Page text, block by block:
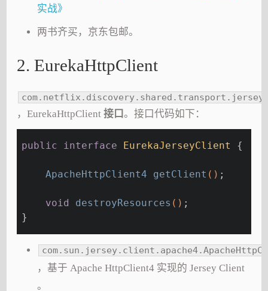
实战》
两书齐买，京东包邮。
2. EurekaHttpClient
，EurekaHttpClient接口。接口代码如下：
public interface EurekaJerseyClient {
ApacheHttpClient4 getClient () ;
void destroyResources () ;
}
，基于 Apache HttpClient4 实现的 Jersey Client
。